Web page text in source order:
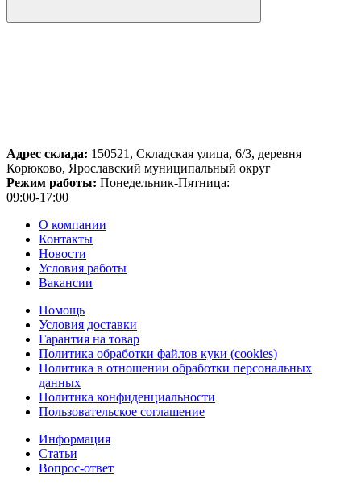
Адрес склада: 150521, Складская улица, 6/3, деревня
Корюково, Ярославский муниципальный округ
Режим работы: Понедельник-Пятница:
09:00-17:00
О компании
Контакты
Новости
Условия работы
Вакансии
Помощь
Условия доставки
Гарантия на товар
Политика обработки файлов куки (cookies)
Политика в отношении обработки персональных
данных
Политика конфиденциальности
Пользовательское соглашение
Информация
Статьи
Вопрос-ответ